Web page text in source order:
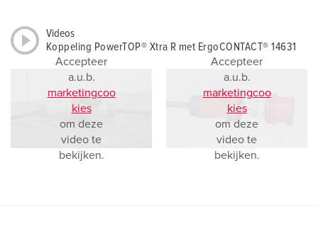
Videos
Koppeling PowerTOP® Xtra R met ErgoCONTACT® 14631
Accepteer
a.u.b.
marketingcoo
kies
om deze
video te
bekijken.
Accepteer
a.u.b.
marketingcoo
kies
om deze
video te
bekijken.